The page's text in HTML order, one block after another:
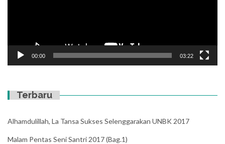
00:00 03:22
Terbaru
Alhamdulillah, La Tansa Sukses Selenggarakan UNBK 2017
Malam Pentas Seni Santri 2017 (Bag.1)